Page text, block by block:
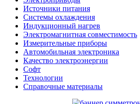
Источники питания
Системы охлаждения
Индукционный нагрев
Электромагнитная совместимость
Измерительные приборы
Автомобильная электроника
Качество электроэнергии
Софт
Технологии
Справочные материалы